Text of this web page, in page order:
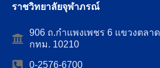
ราชวิทยาลัยจุฬาภรณ์
906 ถ.กำแพงเพชร 6 แขวงตลา
กทม. 10210
0-2576-6700